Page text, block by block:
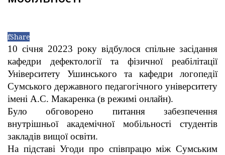
fShare
10 січня 20223 року відбулося спільне засідання
кафедри дефектології та фізичної реабілітації
Університету Ушинського та кафедри логопедії
Сумського державного педагогічного університету
імені А.С. Макаренка (в режимі онлайн).
Було обговорено питання забезпечення
внутрішньої академічної мобільності студентів
закладів вищої освіти.
На підставі Угоди про співпрацю між Сумським